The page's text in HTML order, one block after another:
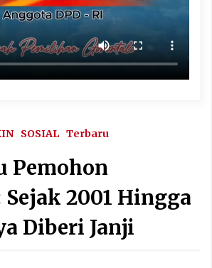
SOSIAL Terbaru
Pemohon
2001 Hingga
Diberi Janji